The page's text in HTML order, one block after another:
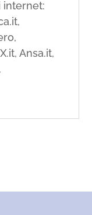
internet:
Ansa.it,